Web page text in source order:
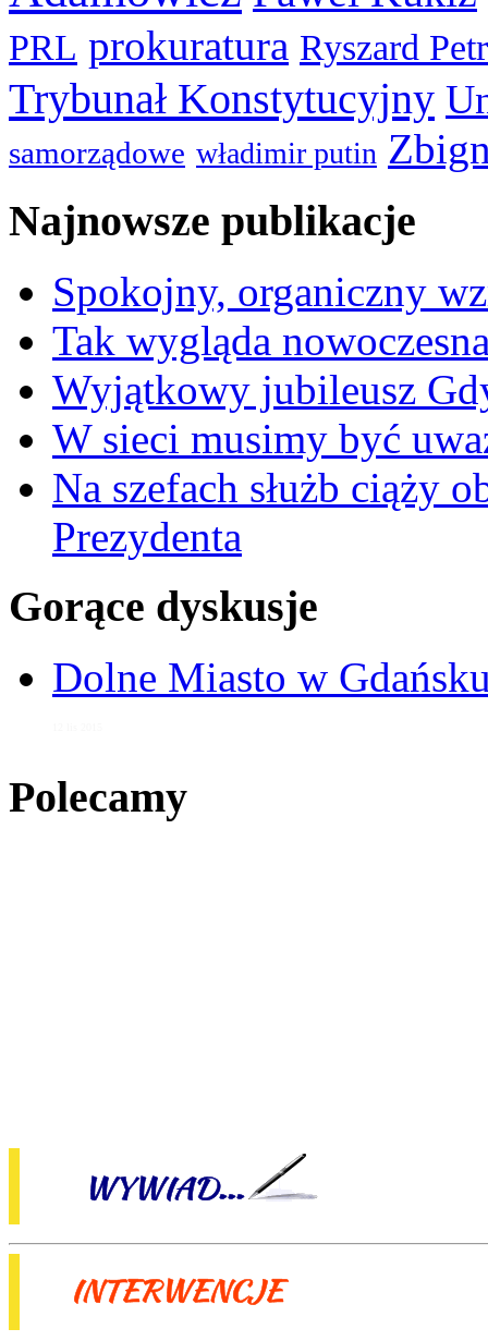
PRL prokuratura Ryszard
Trybunał Konstytucyjny
samorządowe władimir putin
Najnowsze publikacje
Spokojny, organiczny
Tak wygląda
Wyjątkowy jubileusz
W sieci musimy być
Na szefach służb ciąży
Prezydenta
Gorące dyskusje
Dolne Miasto w
Polecamy